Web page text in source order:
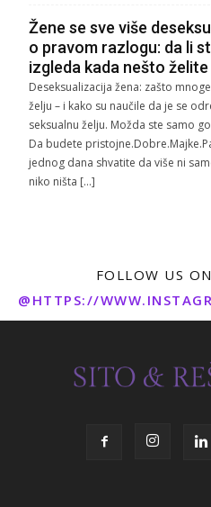
Žene se sve više
o pravom razlogu: da li
izgleda kada nešto
Deseksualizacija žena: zašto
želju – i kako su naučile da je se
seksualnu želju. Možda ste samo
Da budete
jednog dana shvatite da više ni
niko ništa […]
FOLLOW US